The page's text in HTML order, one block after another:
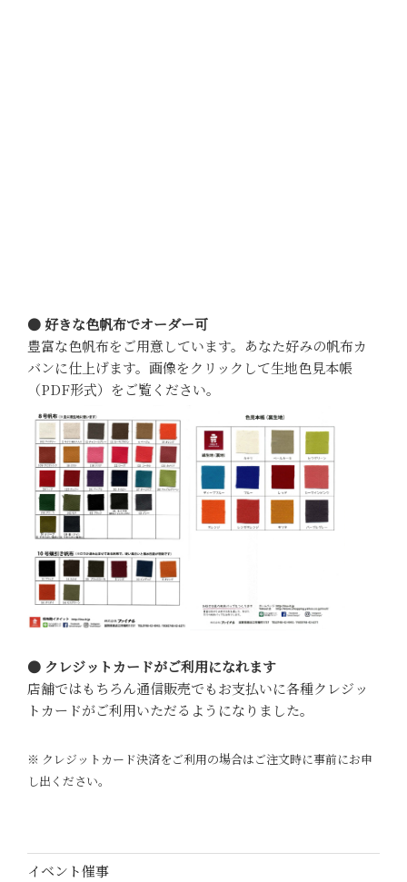
● 好きな色帆布でオーダー可
豊富な色帆布をご用意しています。あなた好みの帆布カ
バンに仕上げます。画像をクリックして生地色見本帳
（PDF形式）をご覧ください。
● クレジットカードがご利用になれます
店舗ではもちろん通信販売でもお支払いに各種クレジッ
トカードがご利用いただるようになりました。
※ クレジットカード決済をご利用の場合はご注文時に事前にお申
し出ください。
イベント催事